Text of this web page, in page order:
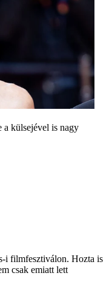
a külsejével is nagy
i filmfesztiválon. Hozta is
csak emiatt lett